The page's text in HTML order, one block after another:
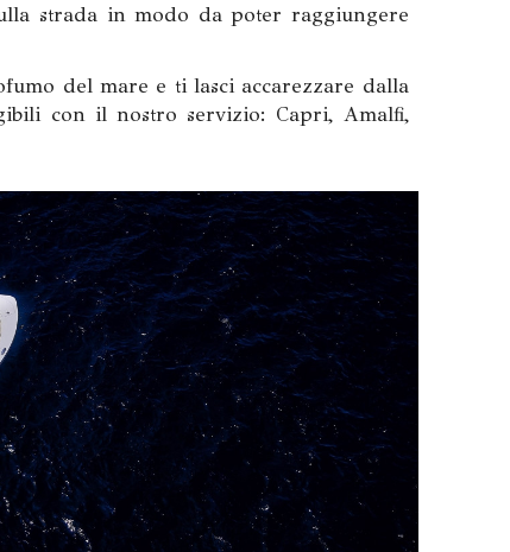
strada in modo da poter raggiungere
del mare e ti lasci accarezzare dalla
con il nostro servizio: Capri, Amalfi,